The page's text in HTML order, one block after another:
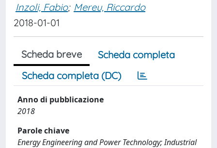
Inzoli, Fabio; Mereu, Riccardo
2018-01-01
Scheda breve
Scheda completa
Scheda completa (DC)
Anno di pubblicazione
2018
Parole chiave
Energy Engineering and Power Technology; Industrial